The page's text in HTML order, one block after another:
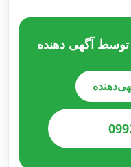
توسط آگهی دهنده